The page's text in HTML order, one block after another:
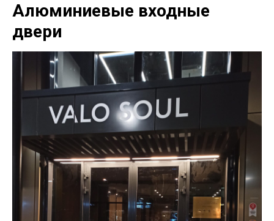
Алюминиевые входные
двери